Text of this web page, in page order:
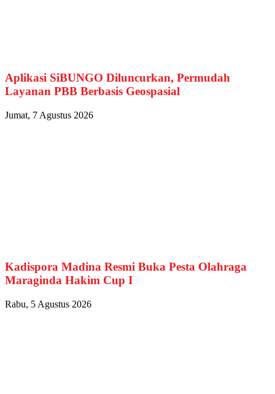
Aplikasi SiBUNGO Diluncurkan, Permudah
Layanan PBB Berbasis Geospasial
Jumat, 7 Agustus 2026
Kadispora Madina Resmi Buka Pesta Olahraga
Maraginda Hakim Cup I
Rabu, 5 Agustus 2026